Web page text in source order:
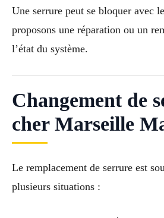
Une serrure peut se bloquer avec
proposons une réparation ou un
l’état du système.
Changement de
cher Marseille
Le remplacement de serrure est
plusieurs situations :